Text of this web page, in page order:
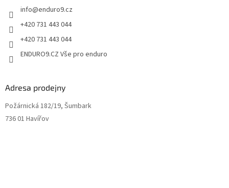
info@enduro9.cz
+420 731 443 044
+420 731 443 044
ENDURO9.CZ Vše pro enduro
Adresa prodejny
Požárnická 182/19, Šumbark
736 01 Havířov